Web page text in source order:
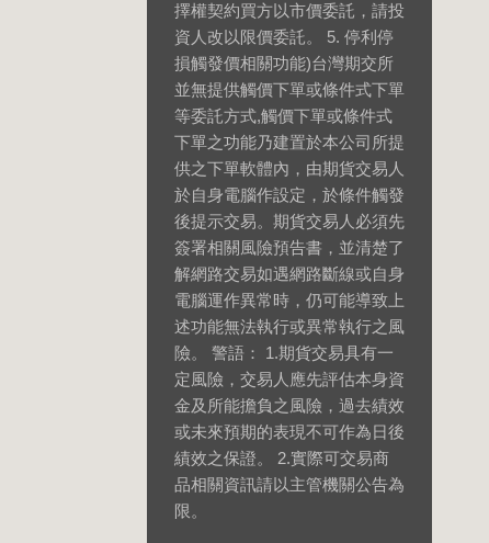
擇權契約買方以市價委託，請投
資人改以限價委託。 5. 停利停
損觸發價相關功能)台灣期交所
並無提供觸價下單或條件式下單
等委託方式,觸價下單或條件式
下單之功能乃建置於本公司所提
供之下單軟體內，由期貨交易人
於自身電腦作設定，於條件觸發
後提示交易。期貨交易人必須先
簽署相關風險預告書，並清楚了
解網路交易如遇網路斷線或自身
電腦運作異常時，仍可能導致上
述功能無法執行或異常執行之風
險。 警語： 1.期貨交易具有一
定風險，交易人應先評估本身資
金及所能擔負之風險，過去績效
或未來預期的表現不可作為日後
績效之保證。 2.實際可交易商
品相關資訊請以主管機關公告為
限。